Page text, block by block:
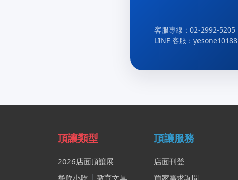
客服專線：02-2992-5205
LINE 客服：yesone10188
頂讓類型
2026店面頂讓展
餐飲小吃
教育文具
頂讓服務
店面刊登
買家需求詢問